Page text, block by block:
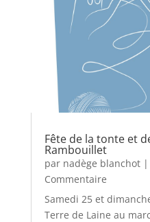
Fête de la tonte et
Rambouillet
par nadège blanchot|
Commentaire
Samedi 25 et
Terre de Laine au